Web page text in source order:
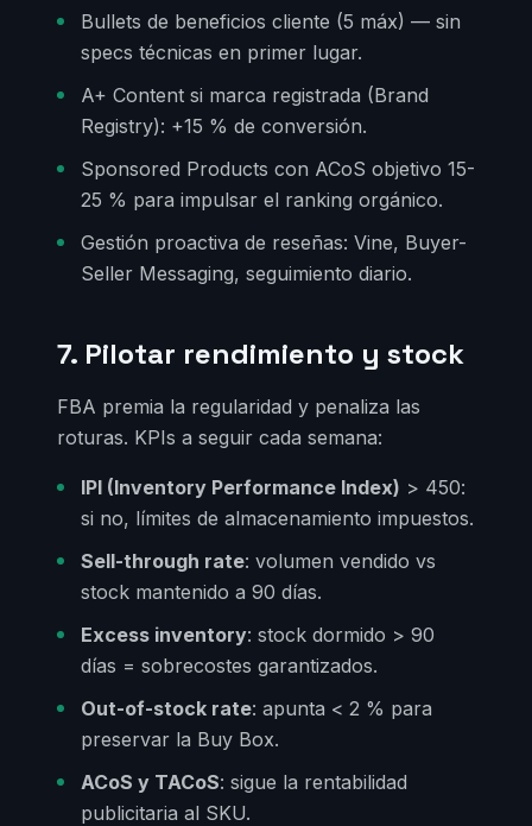
Bullets de beneficios cliente (5 máx) — sin
specs técnicas en primer lugar.
A+ Content si marca registrada (Brand
Registry): +15 % de conversión.
Sponsored Products con ACoS objetivo 15-
25 % para impulsar el ranking orgánico.
Gestión proactiva de reseñas: Vine, Buyer-
Seller Messaging, seguimiento diario.
7. Pilotar rendimiento y stock
FBA premia la regularidad y penaliza las
roturas. KPIs a seguir cada semana:
IPI (Inventory Performance Index) > 450:
si no, límites de almacenamiento impuestos.
Sell-through rate: volumen vendido vs
stock mantenido a 90 días.
Excess inventory: stock dormido > 90
días = sobrecostes garantizados.
Out-of-stock rate: apunta < 2 % para
preservar la Buy Box.
ACoS y TACoS: sigue la rentabilidad
publicitaria al SKU.